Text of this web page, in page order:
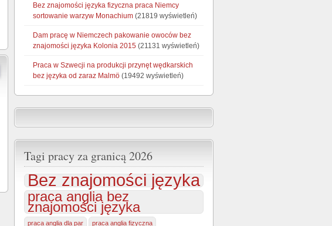
Bez znajomości języka fizyczna praca Niemcy
sortowanie warzyw Monachium (21819 wyświetleń)
Dam pracę w Niemczech pakowanie owoców bez
znajomości języka Kolonia 2015 (21131 wyświetleń)
Praca w Szwecji na produkcji przynęt wędkarskich
bez języka od zaraz Malmö (19492 wyświetleń)
Tagi pracy za granicą 2026
Bez znajomości języka
praca anglia bez
znajomości języka
praca anglia dla par praca anglia fizyczna